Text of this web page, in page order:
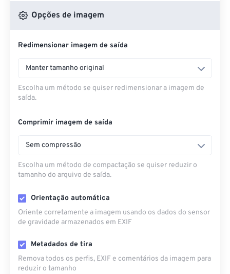
Do OneDrive
Da URL
Opções de imagem
Redimensionar imagem de saída
Manter tamanho original
Escolha um método se quiser redimensionar a imagem de
saída.
Comprimir imagem de saída
Sem compressão
Escolha um método de compactação se quiser reduzir o
tamanho do arquivo de saída.
Orientação automática
Oriente corretamente a imagem usando os dados do sensor
de gravidade armazenados em EXIF
Metadados de tira
Remova todos os perfis, EXIF ​​e comentários da imagem para
reduzir o tamanho